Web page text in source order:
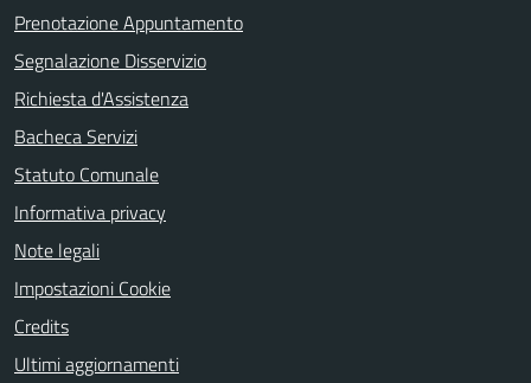
Prenotazione Appuntamento
Segnalazione Disservizio
Richiesta d'Assistenza
Bacheca Servizi
Statuto Comunale
Informativa privacy
Note legali
Impostazioni Cookie
Credits
Ultimi aggiornamenti